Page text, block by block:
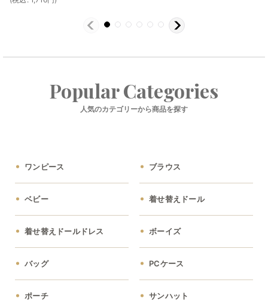
Popular Categories
人気のカテゴリーから商品を探す
ワンピース ブラウス
ベビー 着せ替えドール
着せ替えドールドレス ボーイズ
バッグ PCケース
ポーチ サンハット